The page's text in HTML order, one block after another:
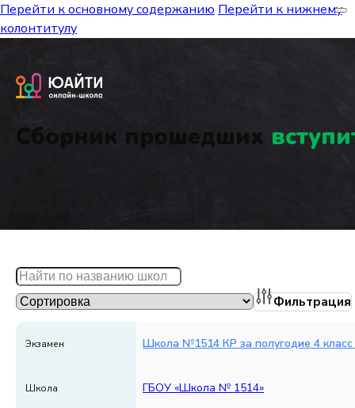
Перейти к основному содержанию Перейти к нижнему
колонтитулу
Сборник прошедших
Фильтрация
Экзамен Школа №1514 КР за полугодие 4
Школа ГБОУ «Школа № 1514»